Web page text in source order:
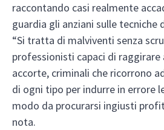
raccontando casi realmente
guardia gli anziani sulle tecniche
“Si tratta di malviventi senza
professionisti capaci di raggirare
accorte, criminali che ricorrono
di ogni tipo per indurre in errore
modo da procurarsi ingiusti
nota.